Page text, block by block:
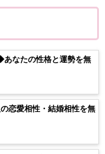
あなたの性格と運勢を無
恋愛相性・結婚相性を無